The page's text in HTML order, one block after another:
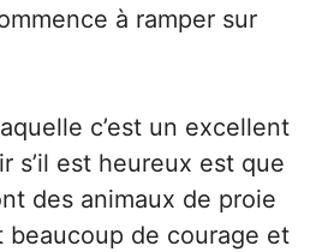
à ramper sur
c’est un excellent
s’il est heureux est que
des animaux de proie
beaucoup de courage et